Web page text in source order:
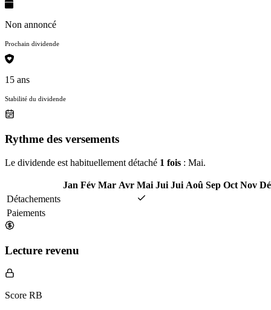
Non annoncé
Prochain dividende
15 ans
Stabilité du dividende
Rythme des versements
Le dividende est habituellement détaché 1 fois : Mai.
Jan Fév Mar Avr Mai Jui Jui Aoû Sep Oct Nov
Détachements
Paiements
Lecture revenu
Score RB